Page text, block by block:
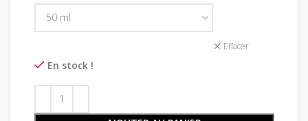
Effacer
En stock !